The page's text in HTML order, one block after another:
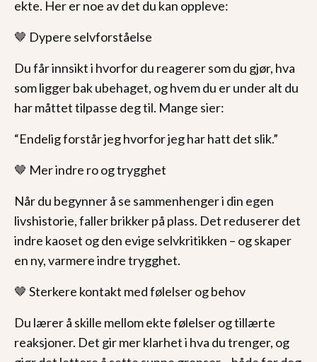
ekte. Her er noe av det du kan oppleve:
🤎 Dypere selvforståelse
Du får innsikt i hvorfor du reagerer som du gjør, hva
som ligger bak ubehaget, og hvem du er under alt du
har måttet tilpasse deg til. Mange sier:
“Endelig forstår jeg hvorfor jeg har hatt det slik.”
🤎 Mer indre ro og trygghet
Når du begynner å se sammenhenger i din egen
livshistorie, faller brikker på plass. Det reduserer det
indre kaoset og den evige selvkritikken – og skaper
en ny, varmere indre trygghet.
🤎 Sterkere kontakt med følelser og behov
Du lærer å skille mellom ekte følelser og tillærte
reaksjoner. Det gir mer klarhet i hva du trenger, og